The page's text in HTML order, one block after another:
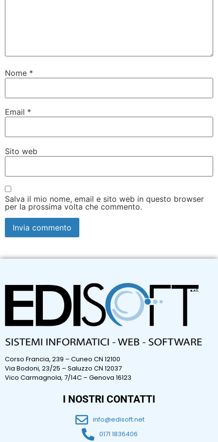
Nome *
Email *
Sito web
Salva il mio nome, email e sito web in questo browser
per la prossima volta che commento.
Corso Francia, 239 – Cuneo CN 12100
Via Bodoni, 23/25 – Saluzzo CN 12037
Vico Carmagnola, 7/14C – Genova 16123
I NOSTRI CONTATTI
info@edisoft.net
0171 1836406